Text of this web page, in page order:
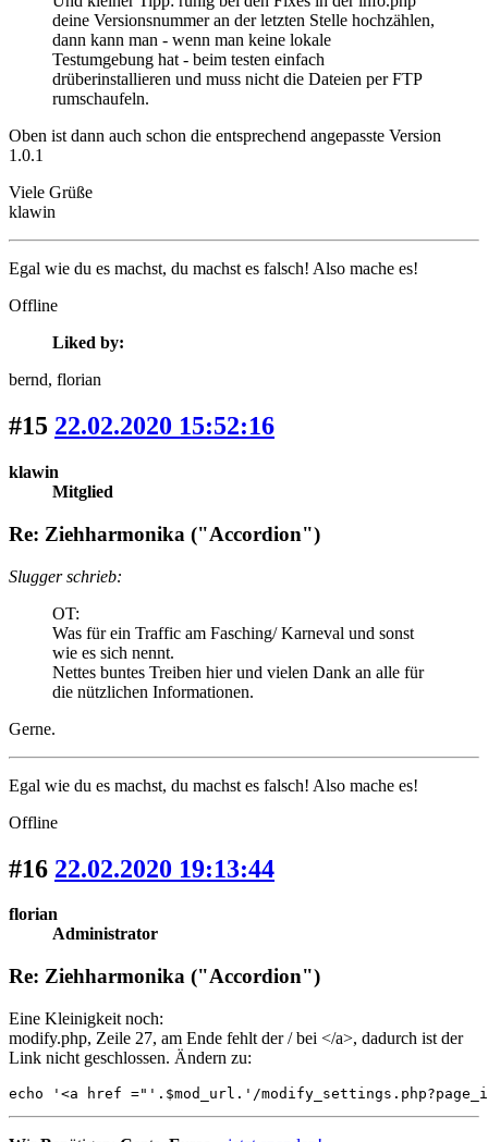
deine Versionsnummer an der letzten Stelle hochzählen,
dann kann man - wenn man keine lokale
Testumgebung hat - beim testen einfach
drüberinstallieren und muss nicht die Dateien per FTP
rumschaufeln.
Oben ist dann auch schon die entsprechend angepasste Version
1.0.1
Viele Grüße
klawin
Egal wie du es machst, du machst es falsch! Also mache es!
Offline
Liked by:
bernd, florian
#15 22.02.2020 15:52:16
klawin
Mitglied
Re: Ziehharmonika ("Accordion")
Slugger schrieb:
OT:
Was für ein Traffic am Fasching/ Karneval und sonst
wie es sich nennt.
Nettes buntes Treiben hier und vielen Dank an alle für
die nützlichen Informationen.
Gerne.
Egal wie du es machst, du machst es falsch! Also mache es!
Offline
#16 22.02.2020 19:13:44
florian
Administrator
Re: Ziehharmonika ("Accordion")
Eine Kleinigkeit noch:
modify.php, Zeile 27, am Ende fehlt der / bei </a>, dadurch ist der
Link nicht geschlossen. Ändern zu:
echo '<a href ="'.$mod_url.'/